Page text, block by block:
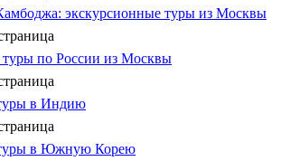
экскурсионные туры из Москвы
туры по России из Москвы
в Индию
в Южную Корею